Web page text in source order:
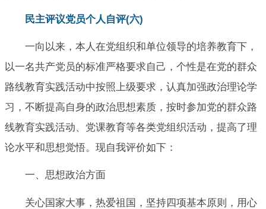
民主评议党员个人自评(六)
一向以来，本人在党组织和单位领导的培养教育下，
以一名共产党员的标准严格要求自己，个性是在党的群众
路线教育实践活动中按照上级要求，认真加强政治理论学
习，不断提高自身的政治思想素质，按时参加党的群众路
线教育实践活动、党课教育等各类党组织活动，提高了理
论水平和思想觉悟。现自我评价如下：
一、思想政治方面
关心国家大事，热爱祖国，坚持四项基本原则，用心